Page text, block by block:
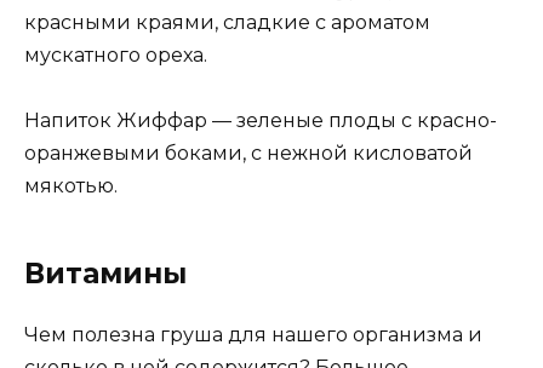
красными краями, сладкие с ароматом
мускатного ореха.
Напиток Жиффар — зеленые плоды с красно-
оранжевыми боками, с нежной кисловатой
мякотью.
Витамины
Чем полезна груша для нашего организма и